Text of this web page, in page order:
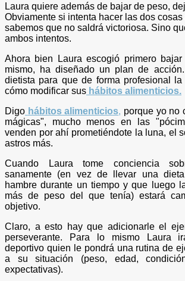
Laura quiere además de bajar de peso,
Obviamente si intenta hacer las dos cosas
sabemos que no saldrá victoriosa. Sino
ambos intentos.
Ahora bien Laura escogió primero
mismo, ha diseñado un plan de
dietista para que de forma profesional
cómo modificar sus hábitos alimenticios.
Digo hábitos alimenticios, porque yo no
mágicas", mucho menos en las
venden por ahí prometiéndote la luna, el
astros más.
Cuando Laura tome conciencia
sanamente (en vez de llevar una
hambre durante un tiempo y que luego
más de peso del que tenía) estará
objetivo.
Claro, a esto hay que adicionarle el
perseverante. Para lo mismo Laura
deportivo quien le pondrá una rutina de
a su situación (peso, edad,
expectativas).